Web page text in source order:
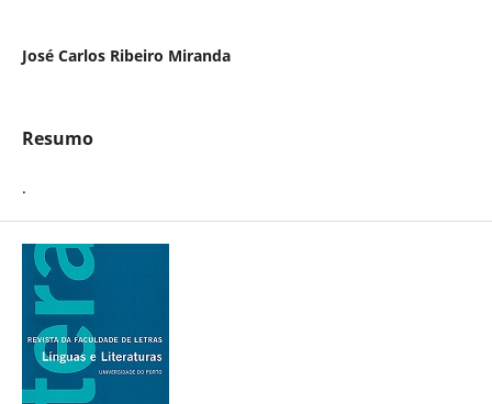
José Carlos Ribeiro Miranda
Resumo
.